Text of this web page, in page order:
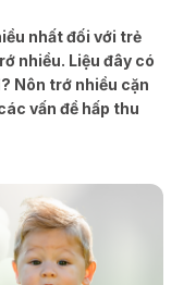
nhất đối với trẻ
nhiều. Liệu đây có
Nôn trớ nhiều cặn
vấn đề hấp thu